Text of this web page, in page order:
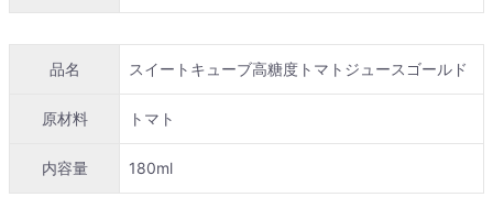
品名 スイートキューブ高糖度トマトジュースゴールド
原材料 トマト
内容量 180ml